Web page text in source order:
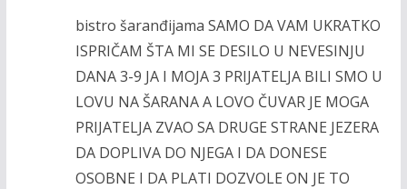
bistro šaranđijama SAMO DA VAM UKRATKO
ISPRIČAM ŠTA MI SE DESILO U NEVESINJU
DANA 3-9 JA I MOJA 3 PRIJATELJA BILI SMO U
LOVU NA ŠARANA A LOVO ČUVAR JE MOGA
PRIJATELJA ZVAO SA DRUGE STRANE JEZERA
DA DOPLIVA DO NJEGA I DA DONESE
OSOBNE I DA PLATI DOZVOLE ON JE TO